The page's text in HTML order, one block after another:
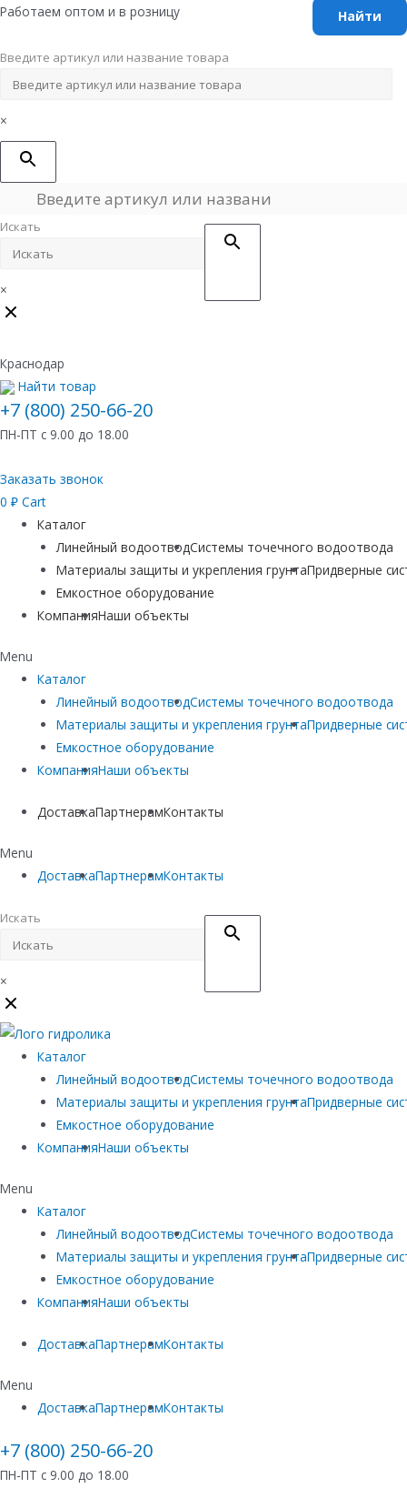
Перейти
содержимому
Работаем оптом и в розницу
Введите артикул или название товара
×
Искать
×
Краснодар
Найти товар
+7 (800) 250-66-20
ПН-ПТ с 9.00 до 18.00
Заказать звонок
0 ₽ Cart
Каталог
Линейный водоотводСистемы точечного водоотвода
Материалы защиты и укрепления грунтаПридверные
Емкостное оборудование
КомпанияНаши объекты
Menu
Каталог
Линейный водоотводСистемы точечного водоотвода
Материалы защиты и укрепления грунтаПридверные
Емкостное оборудование
КомпанияНаши объекты
ДоставкаПартнерамКонтакты
Menu
ДоставкаПартнерамКонтакты
Искать
×
Каталог
Линейный водоотводСистемы точечного водоотвода
Материалы защиты и укрепления грунтаПридверные
Емкостное оборудование
КомпанияНаши объекты
Menu
Каталог
Линейный водоотводСистемы точечного водоотвода
Материалы защиты и укрепления грунтаПридверные
Емкостное оборудование
КомпанияНаши объекты
ДоставкаПартнерамКонтакты
Menu
ДоставкаПартнерамКонтакты
+7 (800) 250-66-20
ПН-ПТ с 9.00 до 18.00